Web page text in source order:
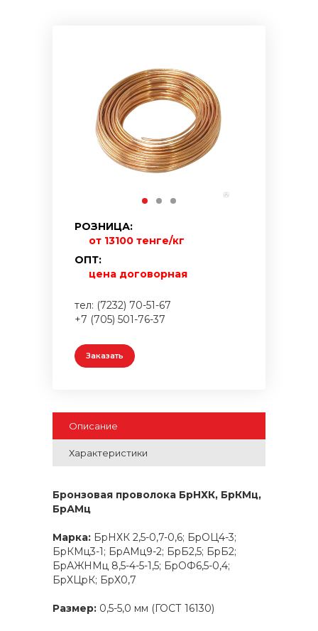
РОЗНИЦА:
от 13100 тенге/кг
ОПТ:
цена договорная
тел: (7232) 70-51-67
+7 (705) 501-76-37
Заказать
Описание
Характеристики
Бронзовая проволока БрНХК, БрКМц,
БрАМц
Марка: БрНХК 2,5-0,7-0,6; БрОЦ4-3;
БрКМц3-1; БрАМц9-2; БрБ2,5; БрБ2;
БрАЖНМц 8,5-4-5-1,5; БрОФ6,5-0,4;
БрХЦрК; БрХ0,7
Размер: 0,5-5,0 мм (ГОСТ 16130)